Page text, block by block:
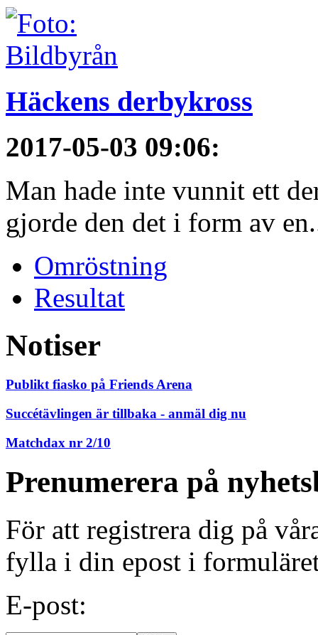
Häckens derbykross
2017-05-03 09:06:
Man hade inte vunnit ett
gjorde den det i form av
Omröstning
Resultat
Notiser
Publikt fiasko på Friends Arena
Succétävlingen är tillbaka - anmäl dig nu
Matchdax nr 2/10
Prenumerera på
För att registrera dig på
fylla i din epost i
E-post: